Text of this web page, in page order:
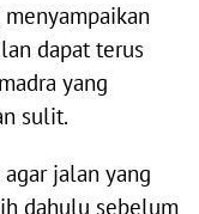
dapat terus
yang
sulit.
jalan yang
dahulu sebelum